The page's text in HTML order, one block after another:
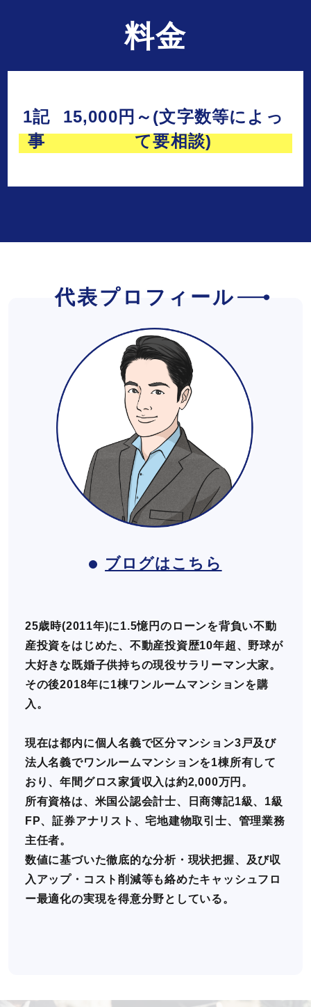
料金
1記
事
15,000円～(文字数等によっ
て要相談)
代表プロフィール
ブログはこちら
25歳時(2011年)に1.5憶円のローンを背負い不動
産投資をはじめた、不動産投資歴10年超、野球が
大好きな既婚子供持ちの現役サラリーマン大家。
その後2018年に1棟ワンルームマンションを購
入。
現在は都内に個人名義で区分マンション3戸及び
法人名義でワンルームマンションを1棟所有して
おり、年間グロス家賃収入は約2,000万円。
所有資格は、米国公認会計士、日商簿記1級、1級
FP、証券アナリスト、宅地建物取引士、管理業務
主任者。
数値に基づいた徹底的な分析・現状把握、及び収
入アップ・コスト削減等も絡めたキャッシュフロ
ー最適化の実現を得意分野としている。